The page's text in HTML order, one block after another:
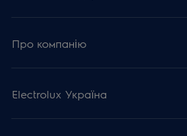
Про компанію
Electrolux Україна